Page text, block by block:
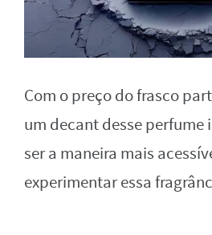
Com o preço do frasco
um decant desse
ser a maneira mais
experimentar essa